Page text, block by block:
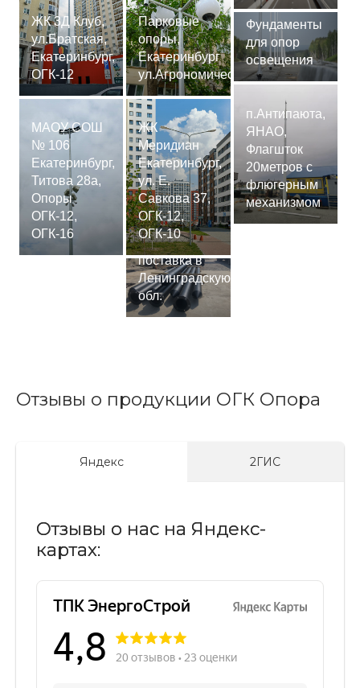
ЖК 3Д Клуб,
ул.Братская,
Екатеринбург,
ОГК-12
МАОУ СОШ
№ 106
Екатеринбург,
Титова 28а,
Опоры
ОГК-12,
ОГК-16
Парковые
опоры,
Екатеринбург
ул.Агрономическая
ЖК
Меридиан
Екатеринбург,
ул. Е.
Савкова 37,
ОГК-12,
ОГК-10
Сваи
СМ-7,75м,
поставка в
Ленинградскую
обл.
Фундаменты
для опор
освещения
п.Антипаюта,
ЯНАО,
Флагшток
20метров с
флюгерным
механизмом
Отзывы о продукции ОГК Опора
Яндекс 2ГИС
Отзывы о нас на Яндекс-
картах: